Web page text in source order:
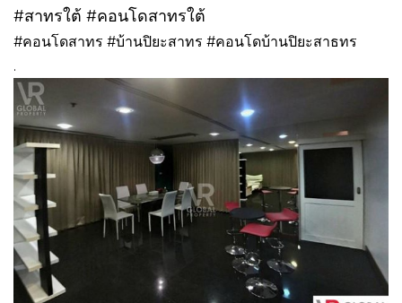
#สาทรใต้ #คอนโดสาทรใต้
#คอนโดสาทร #บ้านปิยะสาทร #คอนโดบ้านปิยะสาธทร
.